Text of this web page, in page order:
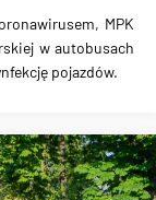
MPK
w autobusach
pojazdów.